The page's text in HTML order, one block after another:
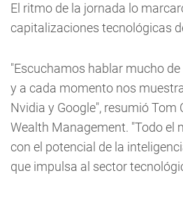
El ritmo de la jornada lo
capitalizaciones tecnológicas
"Escuchamos hablar mucho
y a cada momento nos
Nvidia y Google", resumió Tom
Wealth Management. "Todo el
con el potencial de la
que impulsa al sector